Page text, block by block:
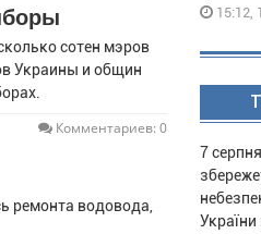
сотен мэров
Украины и общин
Комментариев: 0
ремонта водовода,
15:12,
7